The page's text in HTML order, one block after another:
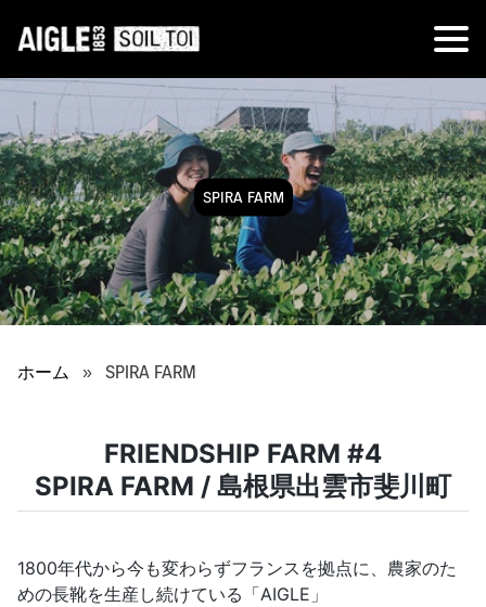
SPIRA FARM
ホーム SPIRA FARM
FRIENDSHIP FARM #4
SPIRA FARM / 島根県出雲市斐川町
1800年代から今も変わらずフランスを拠点に、農家のた
めの長靴を生産し続けている「AIGLE」